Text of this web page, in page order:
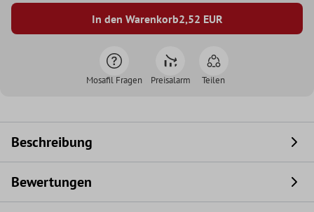
In den Warenkorb2,52 EUR
Mosafil Fragen Preisalarm Teilen
Beschreibung
Bewertungen